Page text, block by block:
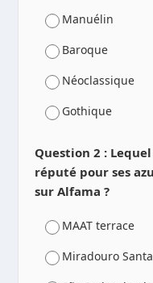
Manuélin
Baroque
Néoclassique
Gothique
Question 2 :
réputé pour ses
sur Alfama ?
MAAT terrace
Miradouro